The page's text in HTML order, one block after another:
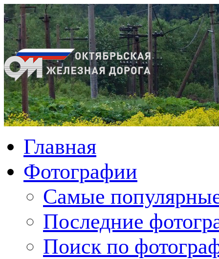
Главная
Фотографии
Cамые
Последние
Поиск по